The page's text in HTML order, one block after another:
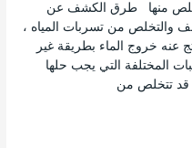
منها طرق الكشف عن
والتخلص من تسربات المياه ،
عنه خروج الماء بطريقة غير
المختلفة التي يجب حلها
قد تتخلص من